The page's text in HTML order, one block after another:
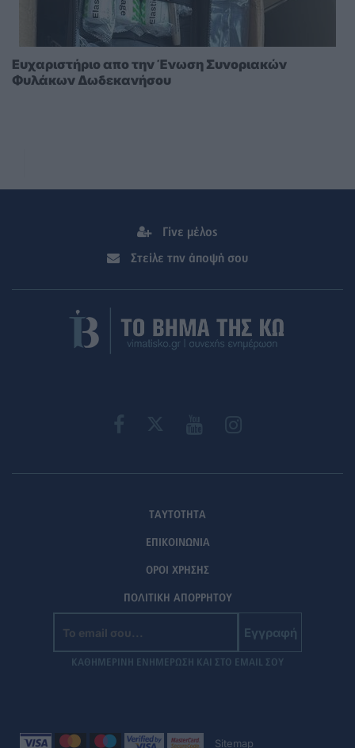
Ευχαριστήριο απο την Ένωση Συνοριακών
Φυλάκων Δωδεκανήσου
Γίνε μέλος
Στείλε την άποψή σου
ΤΑΥΤΟΤΗΤΑ
ΕΠΙΚΟΙΝΩΝΙΑ
ΟΡΟΙ ΧΡΗΣΗΣ
ΠΟΛΙΤΙΚΗ ΑΠΟΡΡΗΤΟΥ
Εγγραφή
ΚΑΘΗΜΕΡΙΝΗ ΕΝΗΜΕΡΩΣΗ ΚΑΙ ΣΤΟ EMAIL ΣΟΥ
Sitemap